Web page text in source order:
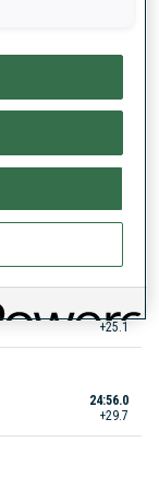
24:51.3
24:51.4
+25.1
24:56.0
+29.7